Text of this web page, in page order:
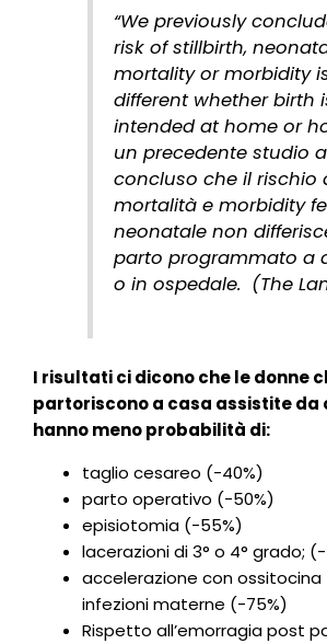
“We previously
risk of stillbirth,
mortality or morbidity
different whether birth
intended at home or
un precedente studio
concluso che il rischio
mortalità e morbidity
neonatale non
parto programmato a
o in ospedale. (The
I risultati ci dicono che le donne
partoriscono a casa assistite da
hanno meno probabilità di:
taglio cesareo (-40%)
parto operativo (-50%)
episiotomia (-55%)
lacerazioni di 3° o 4° grado;
accelerazione con ossitocina
infezioni materne (-75%)
Rispetto all’emorragia post